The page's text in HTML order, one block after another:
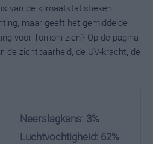
van de klimaatstatistieken
maar geeft het gemiddelde
voor Torrioni zien? Op de pagina
zichtbaarheid, de UV-kracht, de
Neerslagkans: 3%
Luchtvochtigheid: 62%